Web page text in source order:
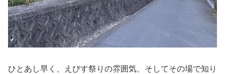
ひとあし早く、えびす祭りの雰囲気、そしてその場で知り